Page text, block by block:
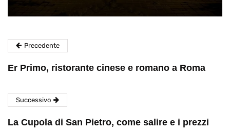
Precedente
Er Primo, ristorante cinese e romano a Roma
Successivo
La Cupola di San Pietro, come salire e i prezzi